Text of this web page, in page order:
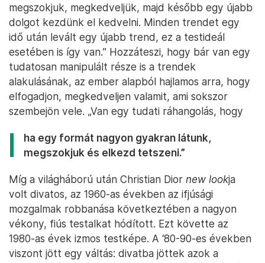
megszokjuk, megkedveljük, majd később egy újabb
dolgot kezdünk el kedvelni. Minden trendet egy
idő után levált egy újabb trend, ez a testideál
esetében is így van.” Hozzáteszi, hogy bár van egy
tudatosan manipulált része is a trendek
alakulásának, az ember alapból hajlamos arra, hogy
elfogadjon, megkedveljen valamit, ami sokszor
szembejön vele. „Van egy tudati ráhangolás, hogy
ha egy formát nagyon gyakran látunk,
megszokjuk és elkezd tetszeni.”
Míg a világháború után Christian Dior new lookja
volt divatos, az 1960-as években az ifjúsági
mozgalmak robbanása következtében a nagyon
vékony, fiús testalkat hódított. Ezt követte az
1980-as évek izmos testképe. A ‘80-90-es években
viszont jött egy váltás: divatba jöttek azok a